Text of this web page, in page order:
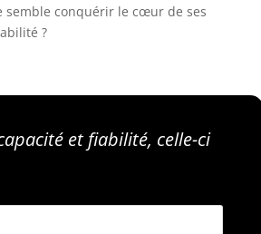
semble conquérir le cœur de ses
?
et fiabilité, celle-ci